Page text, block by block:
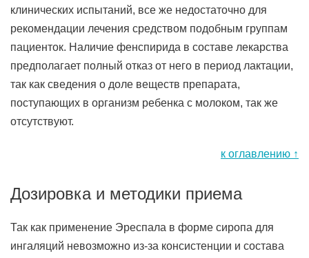
клинических испытаний, все же недостаточно для
рекомендации лечения средством подобным группам
пациенток. Наличие фенспирида в составе лекарства
предполагает полный отказ от него в период лактации,
так как сведения о доле веществ препарата,
поступающих в организм ребенка с молоком, так же
отсутствуют.
к оглавлению ↑
Дозировка и методики приема
Так как применение Эреспала в форме сиропа для
ингаляций невозможно из-за консистенции и состава